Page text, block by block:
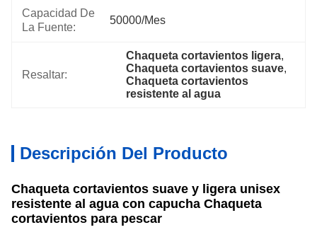
Capacidad De
La Fuente:
50000/mes
Resaltar:
Chaqueta cortavientos ligera,
Chaqueta cortavientos suave,
Chaqueta cortavientos
resistente al agua
Descripción Del Producto
Chaqueta cortavientos suave y ligera unisex
resistente al agua con capucha Chaqueta
cortavientos para pescar